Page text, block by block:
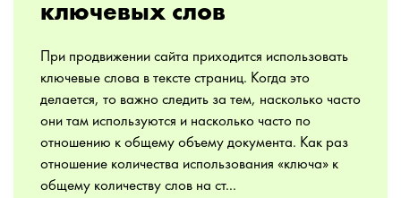
ключевых слов
При продвижении сайта приходится использовать
ключевые слова в тексте страниц. Когда это
делается, то важно следить за тем, насколько часто
они там используются и насколько часто по
отношению к общему объему документа. Как раз
отношение количества использования «ключа» к
общему количеству слов на ст...